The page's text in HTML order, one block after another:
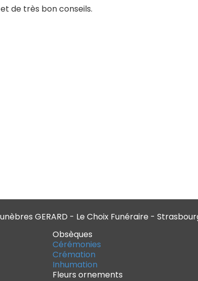
de très bon conseils.
GERARD - Le Choix Funéraire -
Obsèques
Cérémonies
Crémation
Inhumation
Fleurs ornements